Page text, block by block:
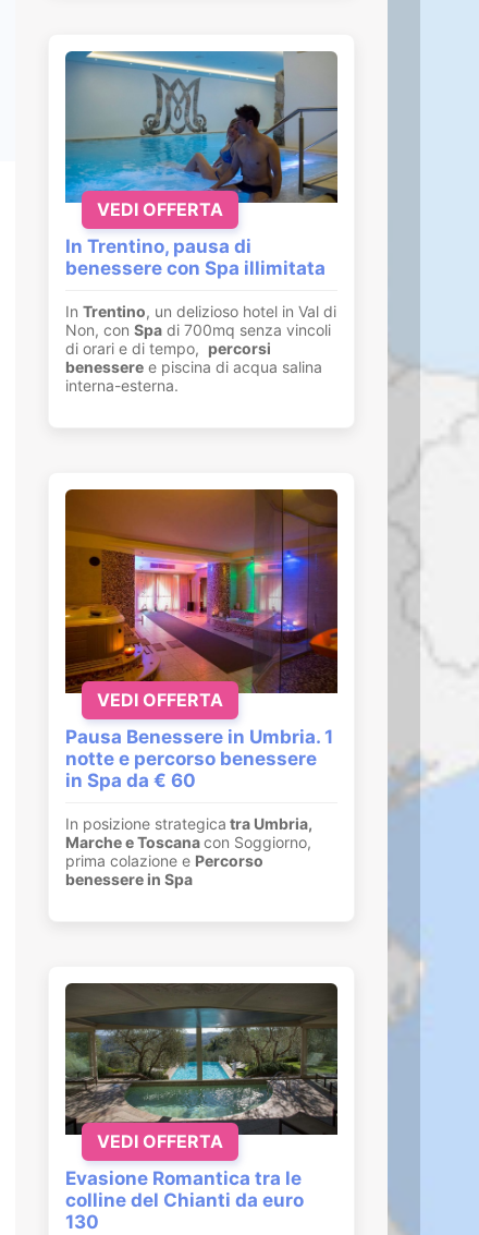
In Trentino, pausa di
benessere con Spa illimitata
In Trentino, un delizioso hotel in Val di
Non, con Spa di 700mq senza vincoli
di orari e di tempo, percorsi
benessere e piscina di acqua salina
interna-esterna.
VEDI OFFERTA
Pausa Benessere in Umbria. 1
notte e percorso benessere
in Spa da € 60
In posizione strategica tra Umbria,
Marche e Toscanacon Soggiorno,
prima colazione e Percorso
benessere in Spa
VEDI OFFERTA
Evasione Romantica tra le
colline del Chianti da euro
130
VEDI OFFERTA